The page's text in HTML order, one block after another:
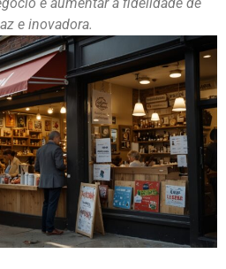
e inovadora.